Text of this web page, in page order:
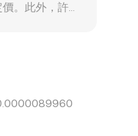
。此外，許多